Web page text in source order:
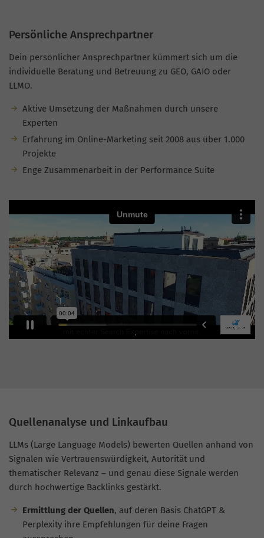
Persönliche Ansprechpartner
Dein persönlicher Ansprechpartner kümmert sich um die
individuelle Beratung und Betreuung zu GEO, GAIO oder
LLMO.
Aktive Umsetzung der Maßnahmen durch unsere
Experten
Erfahrung im Online-Marketing seit 2008 aus über 1.000
Projekte
Enge Zusammenarbeit in der Performance Suite
Quellenanalyse und Linkaufbau
LLMs (Large Language Models) bewerten Quellen anhand von
Signalen wie Vertrauenswürdigkeit, Autorität und
thematischer Relevanz – und genau diese Signale werden
durch hochwertige Backlinks gestärkt.
Ermittlung der Quellen, auf deren Basis ChatGPT &
Perplexity ihre Empfehlungen für deine Fragen